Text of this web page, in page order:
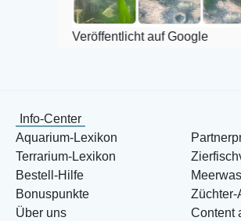
Veröffentlicht auf Google
Info-Center
Aquarium-Lexikon
Terrarium-Lexikon
Bestell-Hilfe
Bonuspunkte
Über uns
Züchter-
Content